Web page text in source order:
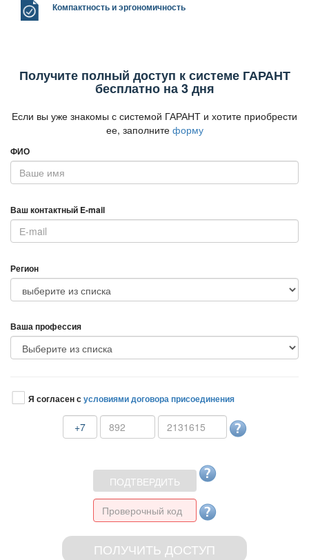
Компактность и эргономичность
Получите полный доступ к системе ГАРАНТ
есплатно на 3 дня
Если вы уже знакомы с системой ГАРАНТ и хотите приобрести
ее, заполните форму
ФИО
аш контактный E-mail
Регион
аша профессия
Я согласен сусловиями договора присоединения
+7